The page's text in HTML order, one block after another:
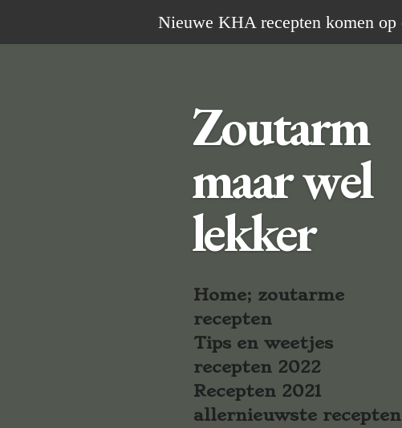
direct
Nieuwe KHA recepten komen
Zoutarm
maar wel
lekker
Home; zoutarme
recepten
Tips en weetjes
recepten 2022
Recepten 2021
allernieuwste recepten